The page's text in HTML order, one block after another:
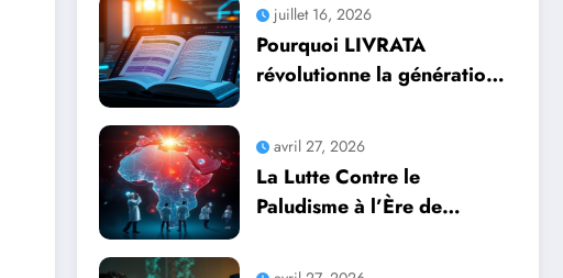
juillet 16, 2026
Pourquoi LIVRATA
révolutionne la génération
professionnels avec
l’intelligence artificielle
avril 27, 2026
La Lutte Contre le
Paludisme à l’Ère de
Une Course Contre la